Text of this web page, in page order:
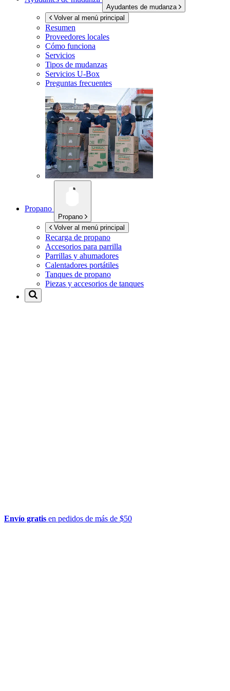
Ayudantes de mudanza
Volver al menú principal
Resumen
Proveedores locales
Cómo funciona
Servicios
Tipos de mudanzas
Servicios U-Box
Preguntas frecuentes
Propano
Propano
Volver al menú principal
Recarga de propano
Accesorios para parrilla
Parrillas y ahumadores
Calentadores portátiles
Tanques de propano
Piezas y accesorios de tanques
Envío gratis en pedidos de más de $50